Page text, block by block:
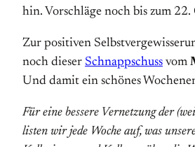
hin. Vorschläge noch bis zum 22.
Zur positiven
noch dieser Schnappschuss vom
Und damit ein schönes
Für eine bessere Vernetzung der
listen wir jede Woche auf, was